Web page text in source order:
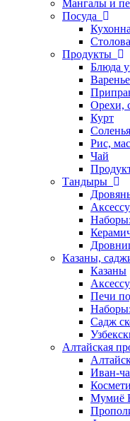
Мангалы и
Посуда
Продукты
Блюда
Орехи,
Курт
Рис,
Чай
Тандыры
Казаны,
Казаны
Печи
Садж
Алтайская
Иван-
Мумиё